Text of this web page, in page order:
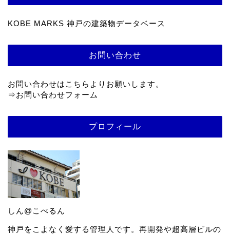
KOBE MARKS 神戸の建築物データベース
お問い合わせ
お問い合わせはこちらよりお願いします。
⇒お問い合わせフォーム
プロフィール
しん@こべるん
神戸をこよなく愛する管理人です。再開発や超高層ビルの